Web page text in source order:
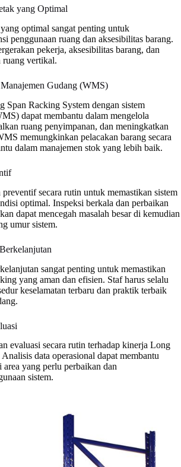
yang Optimal
optimal sangat penting untuk
penggunaan ruang dan aksesibilitas barang.
pekerja, aksesibilitas barang, dan
ruang vertikal.
Gudang (WMS)
Span Racking System dengan sistem
dapat membantu dalam mengelola
ruang penyimpanan, dan meningkatkan
memungkinkan pelacakan barang secara
dalam manajemen stok yang lebih baik.
secara rutin untuk memastikan sistem
optimal. Inspeksi berkala dan perbaikan
dapat mencegah masalah besar di kemudian
umur sistem.
sangat penting untuk memastikan
yang aman dan efisien. Staf harus selalu
keselamatan terbaru dan praktik terbaik
evaluasi secara rutin terhadap kinerja Long
data operasional dapat membantu
yang perlu perbaikan dan
sistem.